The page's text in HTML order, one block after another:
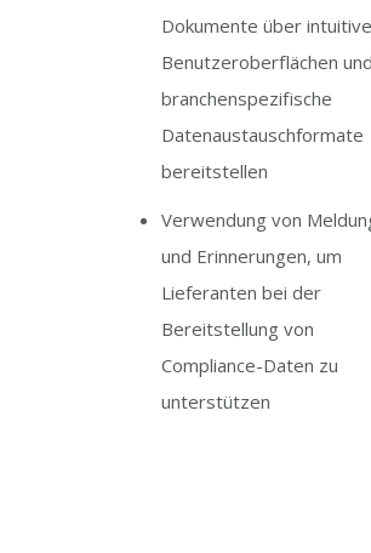
Dokumente über intuitive
Benutzeroberflächen und
branchenspezifische
Datenaustauschformate
bereitstellen
Verwendung von
und Erinnerungen, um
Lieferanten bei der
Bereitstellung von
Compliance-Daten zu
unterstützen